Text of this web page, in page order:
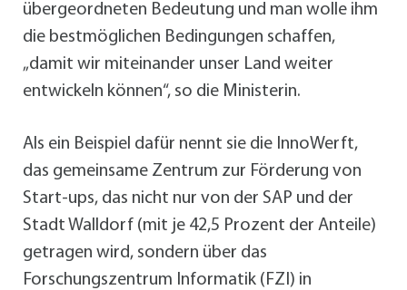
übergeordneten Bedeutung und man wolle ihm
die bestmöglichen Bedingungen schaffen,
„damit wir miteinander unser Land weiter
entwickeln können“, so die Ministerin.
Als ein Beispiel dafür nennt sie die InnoWerft,
das gemeinsame Zentrum zur Förderung von
Start-ups, das nicht nur von der SAP und der
Stadt Walldorf (mit je 42,5 Prozent der Anteile)
getragen wird, sondern über das
Forschungszentrum Informatik (FZI) in